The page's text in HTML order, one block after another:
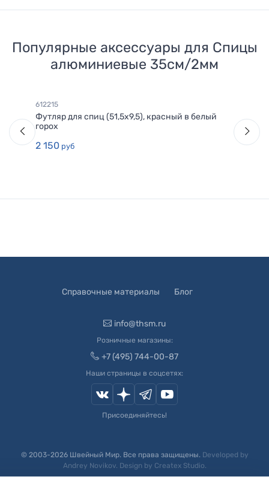
Популярные аксессуары для Спицы
алюминиевые 35см/2мм
612215
Футляр для спиц (51,5х9,5), красный в белый
горох
2 150 руб
Справочные материалы Блог
info@thsm.ru
Розничные магазины:
+7 (495) 744-00-87
Наши страницы в соцсетях:
Присоединяйтесь!
© 2003-2026Швейный Мир. Все права защищены. Developed by
Andrey Novikov. Design by Createx Studio.